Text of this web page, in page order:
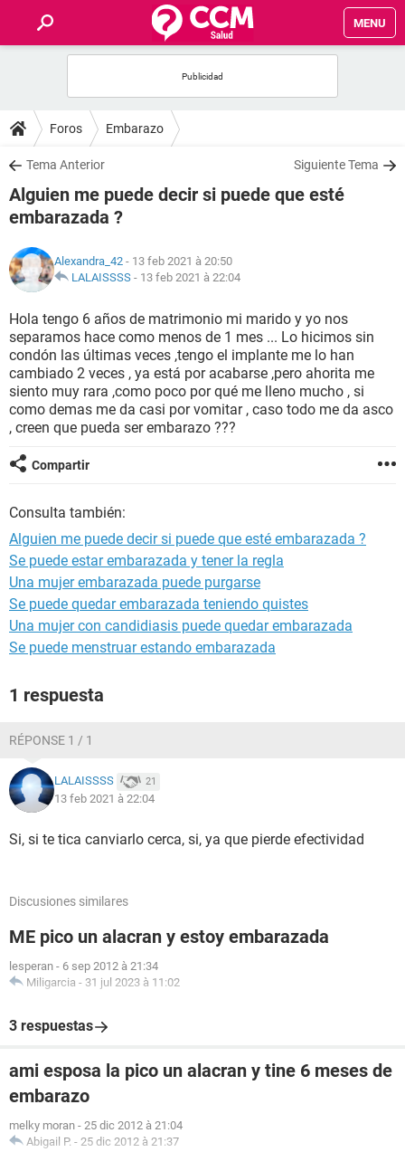
MENU
FORUMS
SALUD
FAMILIA
NUTRICIÓN
SEXUALIDAD
GLOSARIO
Foros Embarazo
Tema Anterior Siguiente Tema
Alguien me puede decir si puede que esté
embarazada ?
Alexandra_42 - 13 feb 2021 à 20:50
LALAISSSS - 13 feb 2021 à 22:04
Hola tengo 6 años de matrimonio mi marido y yo nos
separamos hace como menos de 1 mes ... Lo hicimos sin
condón las últimas veces ,tengo el implante me lo han
cambiado 2 veces , ya está por acabarse ,pero ahorita me
siento muy rara ,como poco por qué me lleno mucho , si
como demas me da casi por vomitar , caso todo me da asco
, creen que pueda ser embarazo ???
Compartir
Consulta también:
Alguien me puede decir si puede que esté embarazada ?
Se puede estar embarazada y tener la regla
Una mujer embarazada puede purgarse
Se puede quedar embarazada teniendo quistes
Una mujer con candidiasis puede quedar embarazada
Se puede menstruar estando embarazada
1 respuesta
RÉPONSE 1 / 1
LALAISSSS 21
13 feb 2021 à 22:04
Si, si te tica canviarlo cerca, si, ya que pierde efectividad
Discusiones similares
ME pico un alacran y estoy embarazada
lesperan - 6 sep 2012 à 21:34
Miligarcia - 31 jul 2023 à 11:02
3 respuestas
ami esposa la pico un alacran y tine 6 meses de
embarazo
melky moran - 25 dic 2012 à 21:04
Abigail P. - 25 dic 2012 à 21:37